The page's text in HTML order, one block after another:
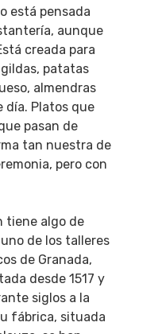
está pensada
aunque
creada para
patatas
almendras
día. Platos que
pasan de
tan nuestra de
pero con
tiene algo de
de los talleres
de Granada,
desde 1517 y
siglos a la
fábrica, situada